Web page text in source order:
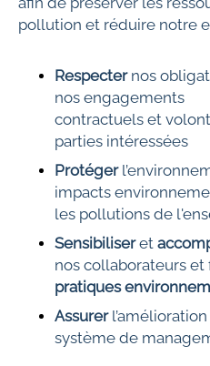
pollution et réduire notre
Respecter nos
nos engagements
contractuels et
parties intéressées
Protéger
impacts
les pollutions de
Sensibiliseret
nos collaborateurs et
pratiques
Assurer
système de